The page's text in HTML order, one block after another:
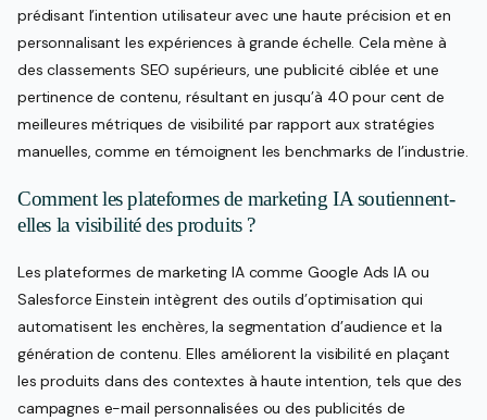
prédisant l’intention utilisateur avec une haute précision et en
personnalisant les expériences à grande échelle. Cela mène à
des classements SEO supérieurs, une publicité ciblée et une
pertinence de contenu, résultant en jusqu’à 40 pour cent de
meilleures métriques de visibilité par rapport aux stratégies
manuelles, comme en témoignent les benchmarks de l’industrie.
Comment les plateformes de marketing IA soutiennent-
elles la visibilité des produits ?
Les plateformes de marketing IA comme Google Ads IA ou
Salesforce Einstein intègrent des outils d’optimisation qui
automatisent les enchères, la segmentation d’audience et la
génération de contenu. Elles améliorent la visibilité en plaçant
les produits dans des contextes à haute intention, tels que des
campagnes e-mail personnalisées ou des publicités de